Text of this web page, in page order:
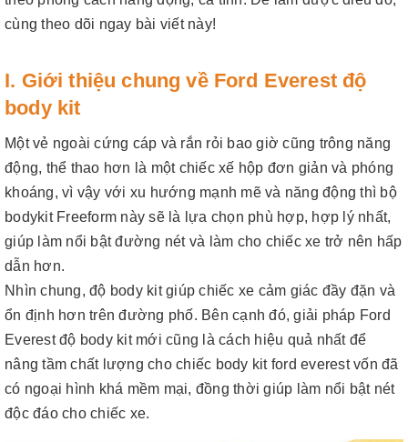
cùng theo dõi ngay bài viết này!
I. Giới thiệu chung về Ford Everest độ
body kit
Một vẻ ngoài cứng cáp và rắn rỏi bao giờ cũng trông năng
động, thể thao hơn là một chiếc xế hộp đơn giản và phóng
khoáng, vì vậy với xu hướng mạnh mẽ và năng động thì bộ
bodykit Freeform này sẽ là lựa chọn phù hợp, hợp lý nhất,
giúp làm nổi bật đường nét và làm cho chiếc xe trở nên hấp
dẫn hơn.
Nhìn chung, độ body kit giúp chiếc xe cảm giác đầy đặn và
ổn định hơn trên đường phố. Bên cạnh đó, giải pháp Ford
Everest độ body kit mới cũng là cách hiệu quả nhất để
nâng tầm chất lượng cho chiếc body kit ford everest vốn đã
có ngoại hình khá mềm mại, đồng thời giúp làm nổi bật nét
độc đáo cho chiếc xe.